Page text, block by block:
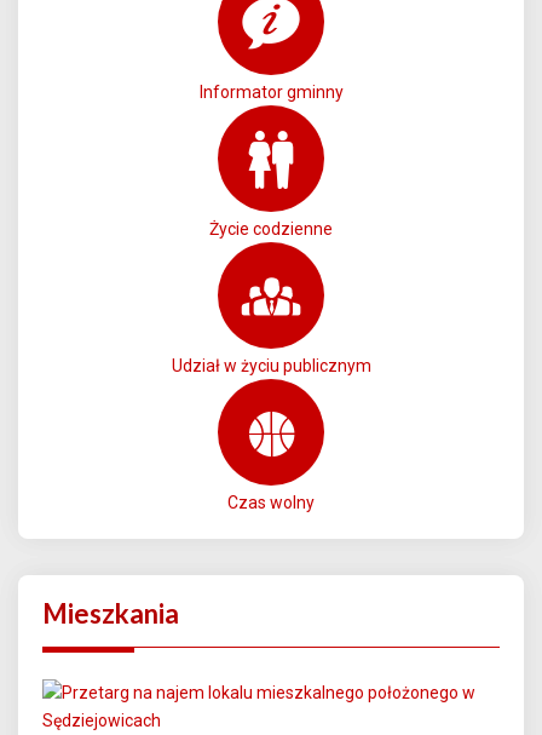
Informator gminny
Życie codzienne
Udział w życiu publicznym
Czas wolny
Mieszkania